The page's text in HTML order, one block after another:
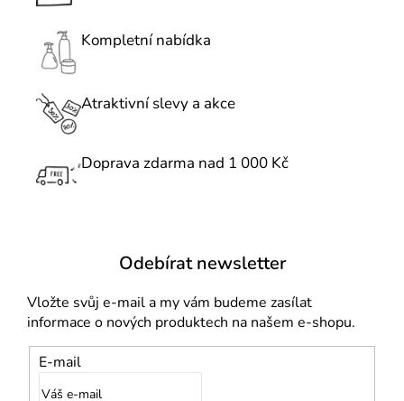
c
r
y
i
s
u
Kompletní nabídka
Atraktivní slevy a akce
Doprava zdarma nad 1 000 Kč
Odebírat newsletter
Vložte svůj e-mail a my vám budeme zasílat
informace o nových produktech na našem e-shopu.
E-mail